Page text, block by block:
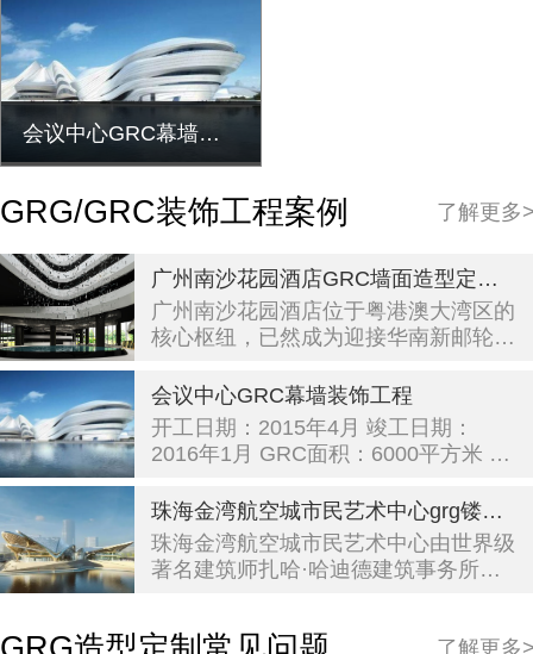
会议中心GRC幕墙装饰工程
GRG/GRC装饰工程案例 了解更多
广州南沙花园酒店GRC墙面造型定制
施工
广州南沙花园酒店位于粤港澳大湾区的
核心枢纽，已然成为迎接华南新邮轮时
著名创意建筑师主创设计，邮轮般的建
筑外形线条与自然风光无缝融合，山海
景观豪华客房，近万平方米的隐秘私家
园林与 600 米私家绿道，室内外畅通
的恒温泳池和全天候无边际游泳池延绵
千米，池畔吧、健身中心、网球场，格
调时尚的宴会厅、中、西主题餐厅以及
开阔的户外草坪宴会场地皆掩映其中，
如此亲密沟通。
会议中心GRC幕墙装饰工程
开工日期：2015年4月 竣工日期：
2016年1月 GRC面积：6000平方米 投
珠海金湾航空城市民艺术中心grg镂空
墙面雕花吊顶装饰工程
珠海金湾航空城市民艺术中心由世界级
著名建筑师扎哈·哈迪德建筑事务所
飞扬的风帆，寓意珠海城市新中心建设
了解更多